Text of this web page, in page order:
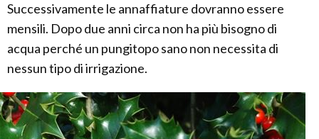
Successivamente le annaffiature dovranno essere
mensili. Dopo due anni circa non ha più bisogno di
acqua perché un pungitopo sano non necessita di
nessun tipo di irrigazione.